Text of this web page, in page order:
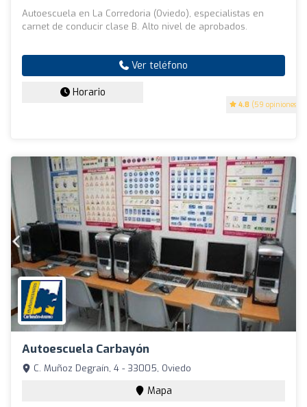
4.8 (59 opiniones)
Autoescuela en La Corredoria (Oviedo), especialistas en
carnet de conducir clase B. Alto nivel de aprobados.
Ver teléfono
Horario
Autoescuela Carbayón
C. Muñoz Degraín, 4 - 33005, Oviedo
Mapa